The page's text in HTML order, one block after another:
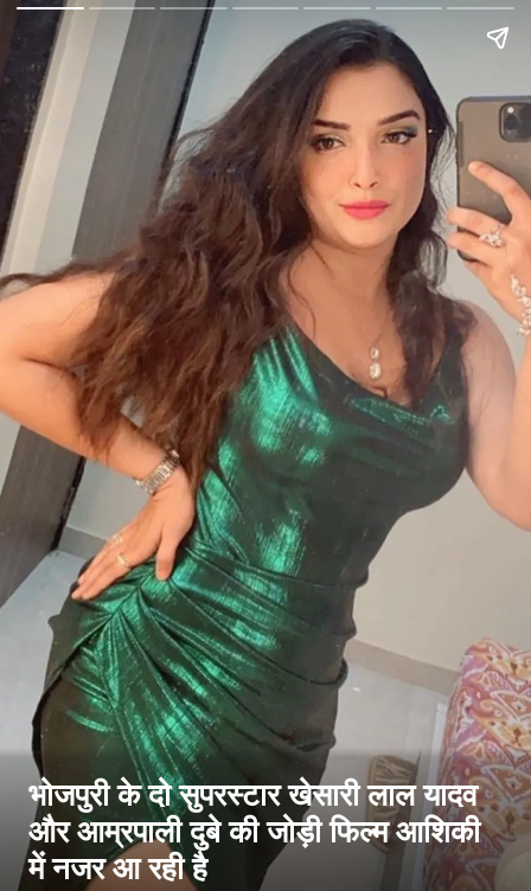
भोजपुरी के दो सुपरस्टार खेसारी लाल यादव
और आम्रपाली दुबे की जोड़ी फिल्म आशिकी
में नजर आ रही है